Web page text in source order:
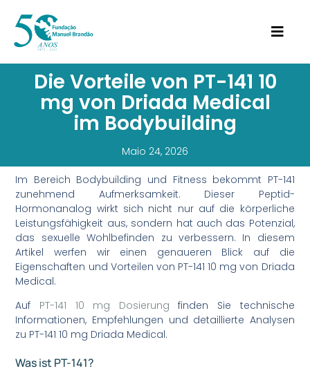
Die Vorteile von PT-141 10
mg von Driada Medical
im Bodybuilding
Maio 24, 2026
Im Bereich Bodybuilding und Fitness bekommt PT-141
zunehmend Aufmerksamkeit. Dieser Peptid-
Hormonanalog wirkt sich nicht nur auf die körperliche
Leistungsfähigkeit aus, sondern hat auch das Potenzial,
das sexuelle Wohlbefinden zu verbessern. In diesem
Artikel werfen wir einen genaueren Blick auf die
Eigenschaften und Vorteilen von PT-141 10 mg von Driada
Medical.
Auf PT-141 10 mg Dosierung finden Sie technische
Informationen, Empfehlungen und detaillierte Analysen
zu PT-141 10 mg Driada Medical.
Was ist PT-141?